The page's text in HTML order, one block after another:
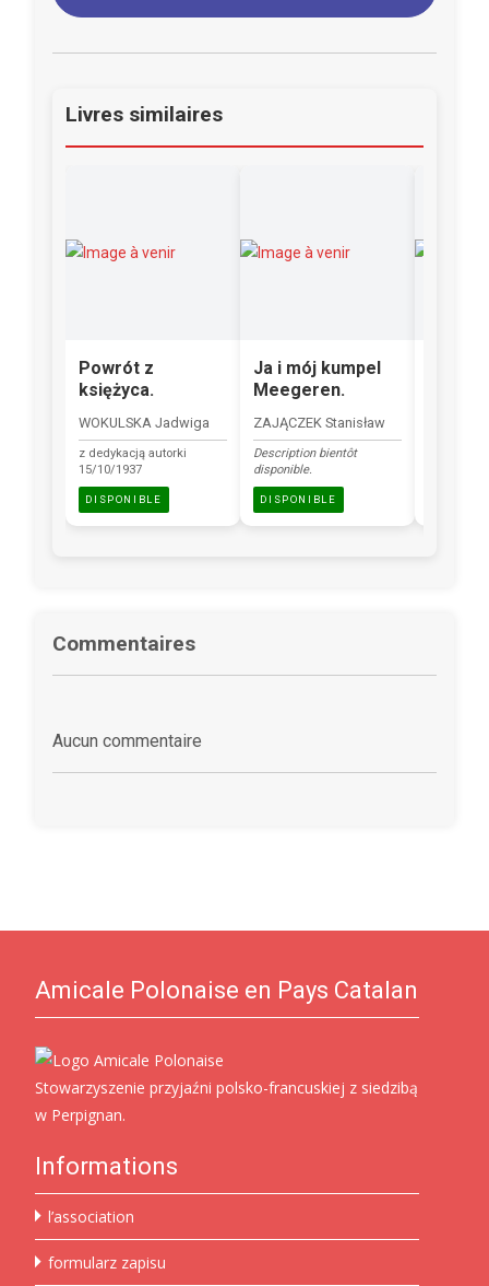
Livres similaires
Powrót z
księżyca.
WOKULSKA Jadwiga
z dedykacją autorki
15/10/1937
DISPONIBLE
Ja i mój kumpel
Meegeren.
ZAJĄCZEK Stanisław
Description bientôt
disponible.
DISPONIBLE
Commentaires
Aucun commentaire
Amicale Polonaise en Pays Catalan
Stowarzyszenie przyjaźni polsko-francuskiej z siedzibą
w Perpignan.
Informations
l’association
formularz zapisu